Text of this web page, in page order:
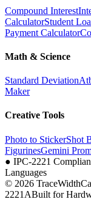
Compound Interest
CalculatorStudent
Payment Calculator
Math & Science
Standard Deviation
Maker
Creative Tools
Photo to StickerShot
FigurinesGemini
● IPC-2221
Languages
© 2026
2221ABuilt for